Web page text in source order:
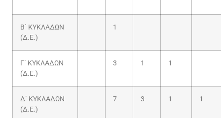
Β΄ ΚΥΚΛΑΔΩΝ
(Δ.Ε.)
1
Γ΄ ΚΥΚΛΑΔΩΝ
(Δ.Ε.)
3 1 1
Δ΄ ΚΥΚΛΑΔΩΝ
(Δ.Ε.)
7 3 1 1